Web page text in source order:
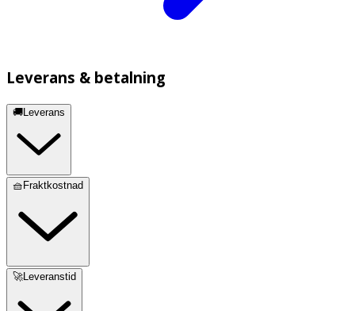
Leverans & betalning
🚚Leverans
🧺Fraktkostnad
🚀Leveranstid